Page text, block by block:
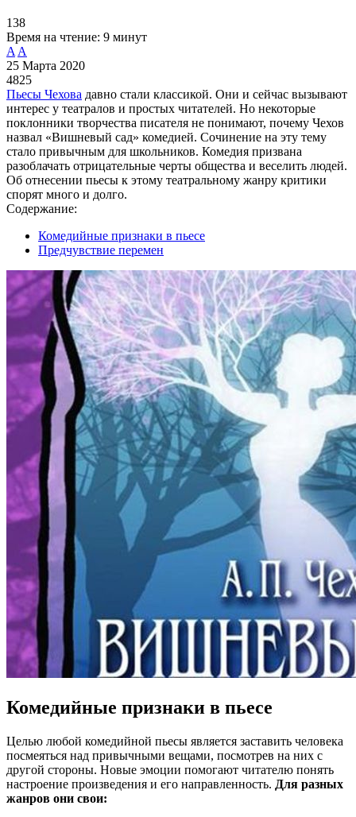
138
Время на чтение: 9 минут
A A
25 Марта 2020
4825
Пьесы Чехова давно стали классикой. Они и сейчас вызывают
интерес у театралов и простых читателей. Но некоторые
поклонники творчества писателя не понимают, почему Чехов
назвал «Вишневый сад» комедией. Сочинение на эту тему
стало привычным для школьников. Комедия призвана
разоблачать отрицательные черты общества и веселить людей.
Об отнесении пьесы к этому театральному жанру критики
спорят много и долго.
Содержание:
Комедийные признаки в пьесе
Предчувствие перемен
Комедийные признаки в пьесе
Целью любой комедийной пьесы является заставить человека
посмеяться над привычными вещами, посмотрев на них с
другой стороны. Новые эмоции помогают читателю понять
настроение произведения и его направленность. Для разных
жанров они свои: